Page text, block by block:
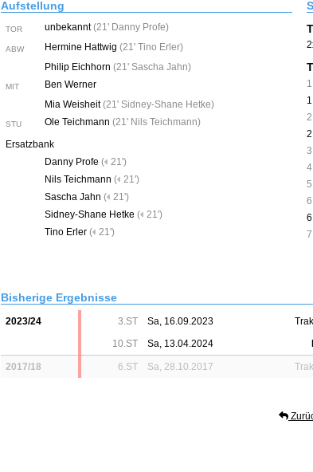
Aufstellung
TOR unbekannt (21' Danny Profe)
ABW Hermine Hattwig (21' Tino Erler)
Philip Eichhorn (21' Sascha Jahn)
MIT
Ben Werner
Mia Weisheit (21' Sidney-Shane Hetke)
STU Ole Teichmann (21' Nils Teichmann)
Ersatzbank
Danny Profe ( 21')
Nils Teichmann ( 21')
Sascha Jahn ( 21')
Sidney-Shane Hetke ( 21')
Tino Erler ( 21')
Bisherige Ergebnisse
2023/24 3.ST Sa, 16.09.2023
10.ST
Sa, 13.04.2024
2017/18 6.ST Sa, 28.10.2017